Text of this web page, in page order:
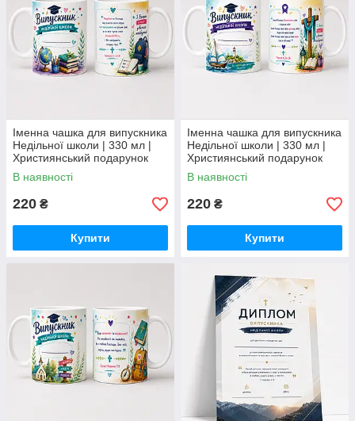
Іменна чашка для випускника
Недільної школи | 330 мл |
Християнський подарунок
дитині-3
В наявності
220 ₴
Купити
Іменна чашка для випускника
Недільної школи | 330 мл |
Християнський подарунок
дитині-2
В наявності
220 ₴
Купити